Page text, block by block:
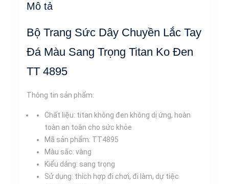
Màu
Trọng
Titan
4895
Mô tả
Bộ Trang Sức Dây Chuyền Lắc Tay
Đá Màu Sang Trọng Titan Ko Đen
TT 4895
Thông tin sản phẩm:
Chất liệu: titan không đen không dị ứng, hoàn
toàn an toàn cho sức khỏe
Mã sản phẩm: TT4895
Màu sắc: vàng
Kiểu dáng: sang trọng
Sử dụng: thích hợp đi chơi, đi làm, dự tiệc